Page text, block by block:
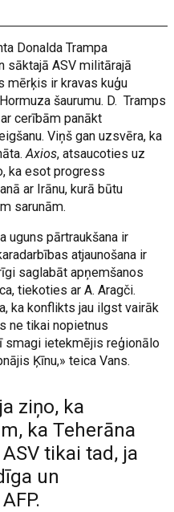
Donalda Trampa
sāktajā ASV militārajā
mērķis ir kravas kuģu
šaurumu. D. Tramps
cerībām panākt
Viņš gan uzsvēra, ka
Axios, atsaucoties uz
ka esot progress
ar Irānu, kurā būtu
sarunām.
uguns pārtraukšana ir
atjaunošana ir
saglabāt apņemšanos
tiekoties ar A. Aragči.
ka konflikts jau ilgst vairāk
ne tikai nopietnus
smagi ietekmējis reģionālo
Ķīnu,» teica Vans.
ziņo, ka
ka Teherāna
tikai tad, ja
un